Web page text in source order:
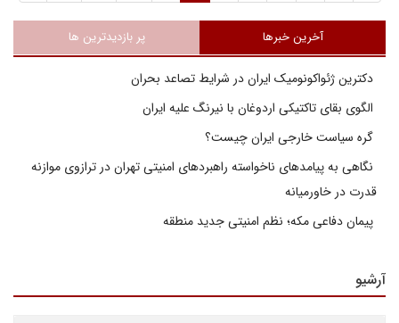
آخرین خبرها پر بازدیدترین ها
دکترین ژئواکونومیک ایران در شرایط تصاعد بحران
الگوی بقای تاکتیکی اردوغان با نیرنگ علیه ایران
گره سیاست خارجی ایران چیست؟
نگاهی به پیامدهای ناخواسته راهبردهای امنیتی تهران در ترازوی موازنه
قدرت در خاورمیانه
پیمان دفاعی مکه؛ نظم امنیتی جدید منطقه
آرشیو